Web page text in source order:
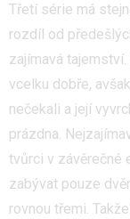
Třetí série má
rozdíl od
zajímavá
vcelku dobře,
nečekali a její
prázdna.
tvůrci v závěrečné
zabývat pouze
rovnou třemi.